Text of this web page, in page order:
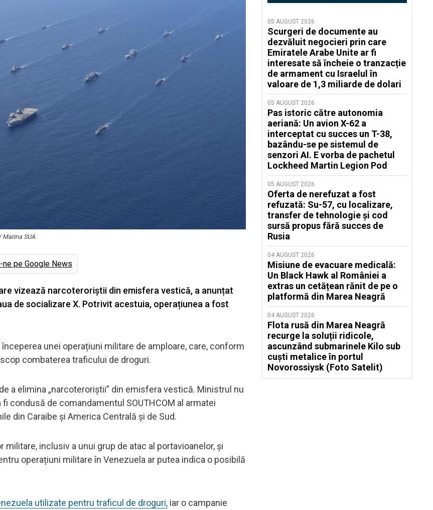
Marina SUA
ne pe Google News
vizează narcoteroriștii din emisfera vestică, a anunțat
de socializare X. Potrivit acestuia, operațiunea a fost
unei operațiuni militare de amploare, care, conform
combaterea traficului de droguri.
a elimina „narcoteroriștii” din emisfera vestică. Ministrul nu
condusă de comandamentul SOUTHCOM al armatei
din Caraibe și America Centrală și de Sud.
inclusiv a unui grup de atac al portavioanelor, și
operațiuni militare în Venezuela ar putea indica o posibilă
utilizate pentru traficul de droguri, iar o campanie
05 AUGUST 2026
Scurgeri de documente au
dezvăluit negocieri prin care
Emiratele Arabe Unite ar fi
interesate să încheie o tranzacție
de armament cu Israelul în
valoare de 1,3 miliarde de dolari
05 AUGUST 2026
Pas istoric către autonomia
aeriană: Un avion X-62 a
interceptat cu succes un T-38,
bazându-se pe sistemul de
senzori AI. E vorba de pachetul
Lockheed Martin Legion Pod
05 AUGUST 2026
Oferta de nerefuzat a fost
refuzată: Su-57, cu localizare,
transfer de tehnologie și cod
sursă propus fără succes de
Rusia
04 AUGUST 2026
Misiune de evacuare medicală:
Un Black Hawk al României a
extras un cetățean rănit de pe o
platformă din Marea Neagră
04 AUGUST 2026
Flota rusă din Marea Neagră
recurge la soluții ridicole,
ascunzând submarinele Kilo sub
cuști metalice în portul
Novorossiysk (Foto Satelit)